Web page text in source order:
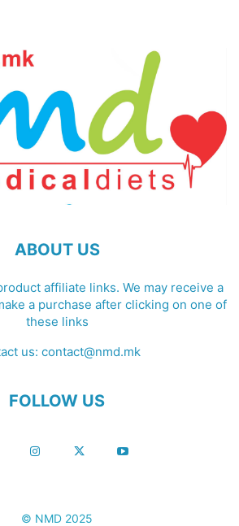
ABOUT US
affiliate links. We may receive a
a purchase after clicking on one of
these links
us: contact@nmd.mk
FOLLOW US
© NMD 2025